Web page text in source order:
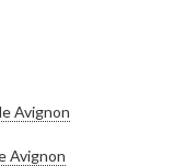
Avignon
Avignon